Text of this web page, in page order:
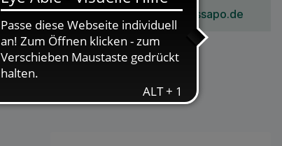
Bonusprogramm Jobs Über Schlossapo.de